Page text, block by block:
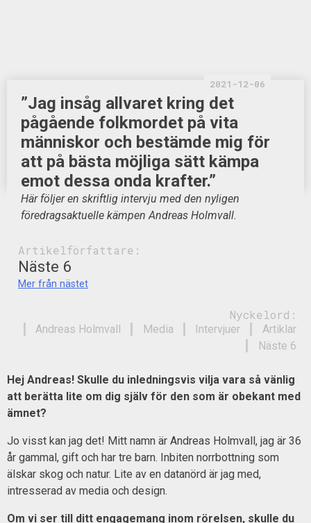
2021-12-06
”Jag insåg allvaret kring det
pågående folkmordet på vita
människor och bestämde mig för
att på bästa möjliga sätt kämpa
emot dessa onda krafter.”
Här följer en skriftlig intervju med den nyligen
föredragsaktuelle kämpen Andreas Holmvall.
Artikelförfattare:
Näste 6
Mer från nästet
Nyckelord:
Artiklar
Intervjuer
Media
Andreas Holmvall
Näste 6
Hej Andreas! Skulle du inledningsvis vilja vara så vänlig
att berätta lite om dig själv för den som är obekant med
ämnet?
Jo visst kan jag det! Mitt namn är Andreas Holmvall, jag är 36
år gammal, gift och har tre barn. Inbiten norrbottning som
älskar skog och natur. Lite av en datanörd är jag med,
intresserad av media och design.
Om vi ser till ditt engagemang inom rörelsen, skulle du